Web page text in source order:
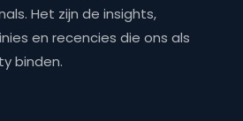
Het zijn de insights,
en recencies die ons als
binden.